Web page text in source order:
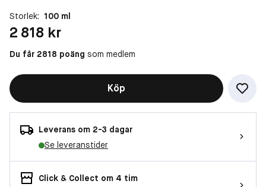
Storlek: 100 ml
Pris: 2 818 kr
2 818 kr
Du får 2818 poäng som medlem
Köp
Leverans om 2-3 dagar
Se leveranstider
Click & Collect om 4 tim